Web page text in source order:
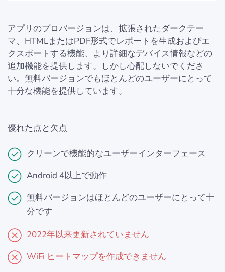
アプリのプロバージョンは、拡張されたダークテー
マ、HTMLまたはPDF形式でレポートを生成およびエ
クスポートする機能、より詳細なデバイス情報などの
追加機能を提供します。しかし心配しないでくださ
い。無料バージョンでもほとんどのユーザーにとって
十分な機能を提供しています。
優れた点と欠点
クリーンで機能的なユーザーインターフェース
Android 4以上で動作
無料バージョンはほとんどのユーザーにとって十
分です
2022年以来更新されていません
WiFi ヒートマップを作成できません